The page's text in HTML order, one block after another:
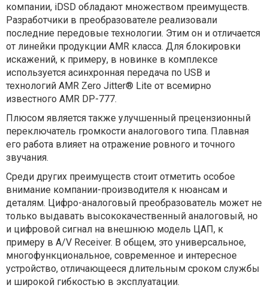
компании, iDSD обладают множеством преимуществ.
Разработчики в преобразователе реализовали
последние передовые технологии. Этим он и отличается
от линейки продукции AMR класса. Для блокировки
искажений, к примеру, в новинке в комплексе
используется асинхронная передача по USB и
технологий AMR Zero Jitter® Lite от всемирно
известного AMR DP-777.
Плюсом является также улучшенный прецензионный
переключатель громкости аналогового типа. Плавная
его работа влияет на отражение ровного и точного
звучания.
Среди других преимуществ стоит отметить особое
внимание компании-производителя к нюансам и
деталям. Цифро-аналоговый преобразователь может не
только выдавать высококачественный аналоговый, но
и цифровой сигнал на внешнюю модель ЦАП, к
примеру в A/V Receiver. В общем, это универсальное,
многофункциональное, современное и интересное
устройство, отличающееся длительным сроком службы
и широкой гибкостью в эксплуатации.